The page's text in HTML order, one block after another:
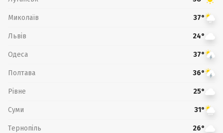
Миколаїв 37°
Львів 24°
Одеса 37°
Полтава 36°
Рівне 25°
Суми 31°
Тернопіль 26°